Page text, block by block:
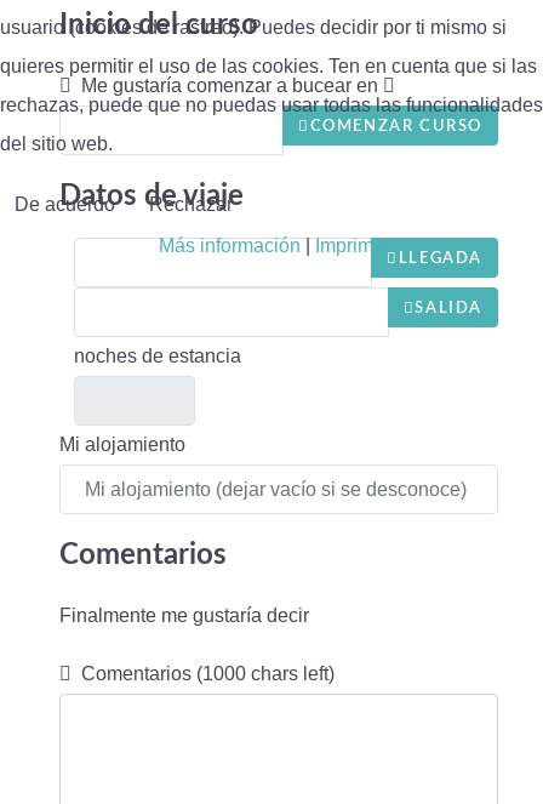
Inicio del curso
Me gustaría comenzar a bucear en
COMENZAR CURSO
Datos de viaje
LLEGADA
SALIDA
noches de estancia
Mi alojamiento
Comentarios
Finalmente me gustaría decir
Comentarios (1000 chars left)
usuario (cookies de rastreo). Puedes decidir por ti mismo si
quieres permitir el uso de las cookies. Ten en cuenta que si las
rechazas, puede que no puedas usar todas las funcionalidades
del sitio web.
De acuerdo
Rechazar
Más información|Imprimir